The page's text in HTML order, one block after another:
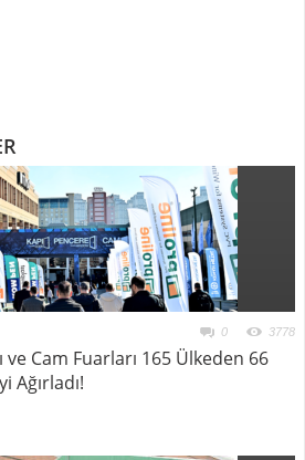
0 3778
ve Cam Fuarları 165 Ülkeden 66
Ağırladı!